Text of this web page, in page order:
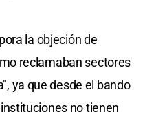
la objeción de
reclamaban sectores
ya que desde el bando
no tienen